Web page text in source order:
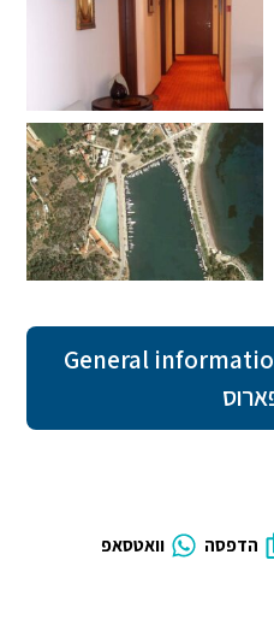
General
הדפסה וואטסאפ